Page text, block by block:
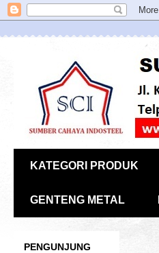
KATEGORI PRODUK
GENTENG METAL
PENGUNJUNG